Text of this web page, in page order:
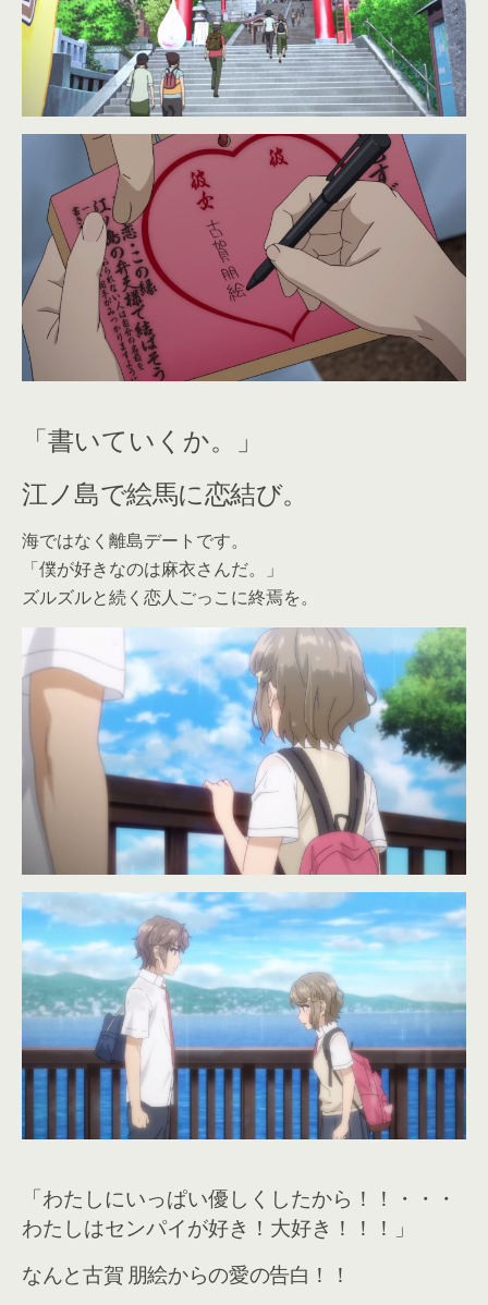
「書いていくか。」
江ノ島で絵馬に恋結び。
海ではなく離島デートです。
「僕が好きなのは麻衣さんだ。」
ズルズルと続く恋人ごっこに終焉を。
「わたしにいっぱい優しくしたから！！・・・
わたしはセンパイが好き！大好き！！！」
なんと古賀 朋絵からの愛の告白！！